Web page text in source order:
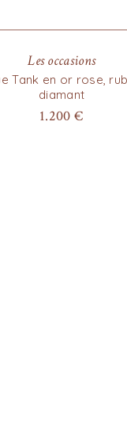
Les occasions
Tank en or rose,
diamant
1.200€